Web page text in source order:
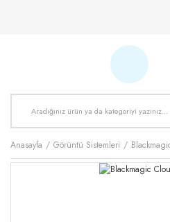
Anasayfa Görüntü Sistemleri